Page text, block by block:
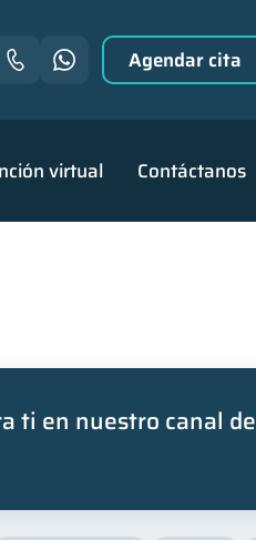
virtual Contáctanos
Agendar cita
ti en nuestro canal de